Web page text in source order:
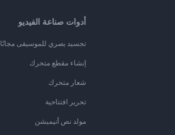
أدوات صناعة الفيديو
تجسيد بصري للموسيقى مجانًا
إنشاء مقطع متحرك
شعار متحرك
تحرير افتتاحية
مولد نص أنيميشن